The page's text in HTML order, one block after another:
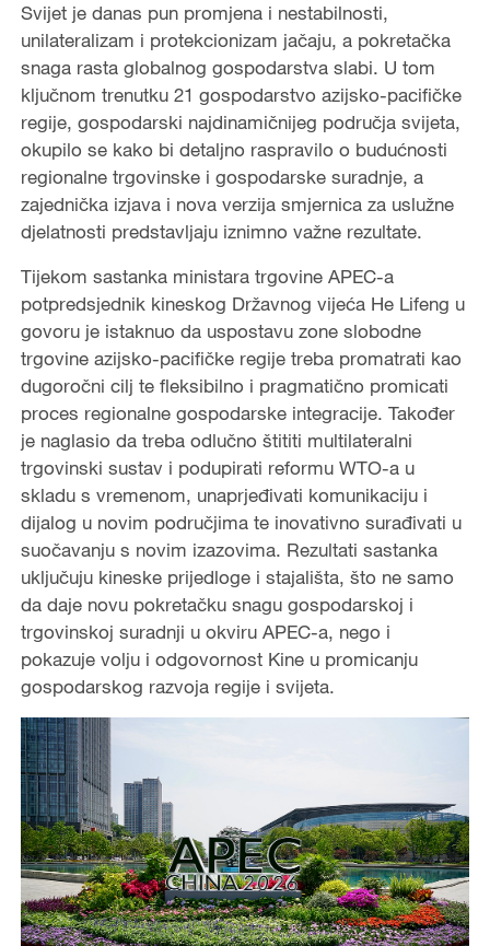
Svijet je danas pun promjena i nestabilnosti,
unilateralizam i protekcionizam jačaju, a pokretačka
snaga rasta globalnog gospodarstva slabi. U tom
ključnom trenutku 21 gospodarstvo azijsko-pacifičke
regije, gospodarski najdinamičnijeg područja svijeta,
okupilo se kako bi detaljno raspravilo o budućnosti
regionalne trgovinske i gospodarske suradnje, a
zajednička izjava i nova verzija smjernica za uslužne
djelatnosti predstavljaju iznimno važne rezultate.
Tijekom sastanka ministara trgovine APEC-a
potpredsjednik kineskog Državnog vijeća He Lifeng u
govoru je istaknuo da uspostavu zone slobodne
trgovine azijsko-pacifičke regije treba promatrati kao
dugoročni cilj te fleksibilno i pragmatično promicati
proces regionalne gospodarske integracije. Također
je naglasio da treba odlučno štititi multilateralni
trgovinski sustav i podupirati reformu WTO-a u
skladu s vremenom, unaprjeđivati komunikaciju i
dijalog u novim područjima te inovativno surađivati u
suočavanju s novim izazovima. Rezultati sastanka
uključuju kineske prijedloge i stajališta, što ne samo
da daje novu pokretačku snagu gospodarskoj i
trgovinskoj suradnji u okviru APEC-a, nego i
pokazuje volju i odgovornost Kine u promicanju
gospodarskog razvoja regije i svijeta.